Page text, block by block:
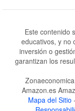
Este contenido
educativos, y no
inversión o
garantizan los
Amazon.es
Mapa del Sitio -